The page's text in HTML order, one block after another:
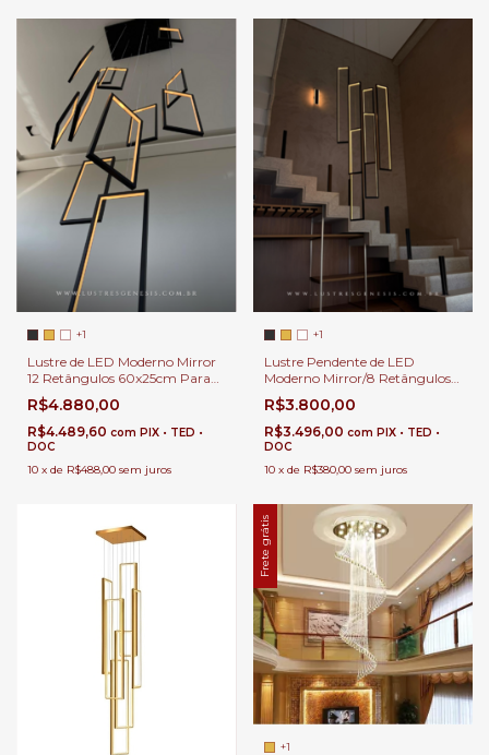
+1
Lustre de LED Moderno Mirror
12 Retângulos 60x25cm Para
Casas Pé Direito Duplo e Alto
R$4.880,00
R$4.489,60 com PIX • TED •
DOC
10 x de R$488,00 sem juros
+1
Lustre Pendente de LED
Moderno Mirror/8 Retângulos
60x25cm Para Casas Pé Direito
Duplo e Alto
R$3.800,00
R$3.496,00 com PIX • TED •
DOC
10 x de R$380,00 sem juros
Frete grátis
+1